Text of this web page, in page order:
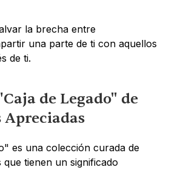
la brecha entre
una parte de ti con aquellos
de ti.
de Legado" de
Apreciadas
es una colección curada de
tienen un significado